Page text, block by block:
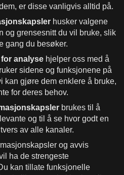
er disse vanligvis alltid på.
husker valgene
og grensesnitt du vil bruke, slik
gang du besøker.
analyse hjelper oss med å
sidene og funksjonene på
kan gjøre dem enklere å bruke,
for deres behov.
brukes til å
og til å se hvor godt en
av alle kanaler.
og avvis
ha de strengeste
kan tillate funksjonelle